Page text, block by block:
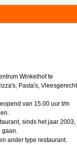
Winkelhof te
Pasta's,
van 15.00 uur t/m
sinds het jaar 2003,
gaan.
ander type restaurant.